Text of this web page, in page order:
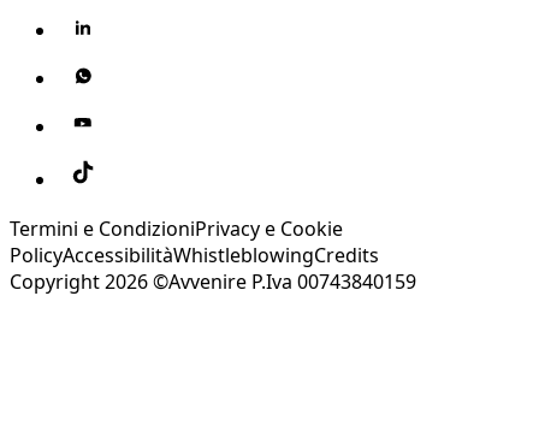
Termini e CondizioniPrivacy e Cookie
PolicyAccessibilitàWhistleblowingCredits
Copyright 2026 ©Avvenire P.Iva 00743840159